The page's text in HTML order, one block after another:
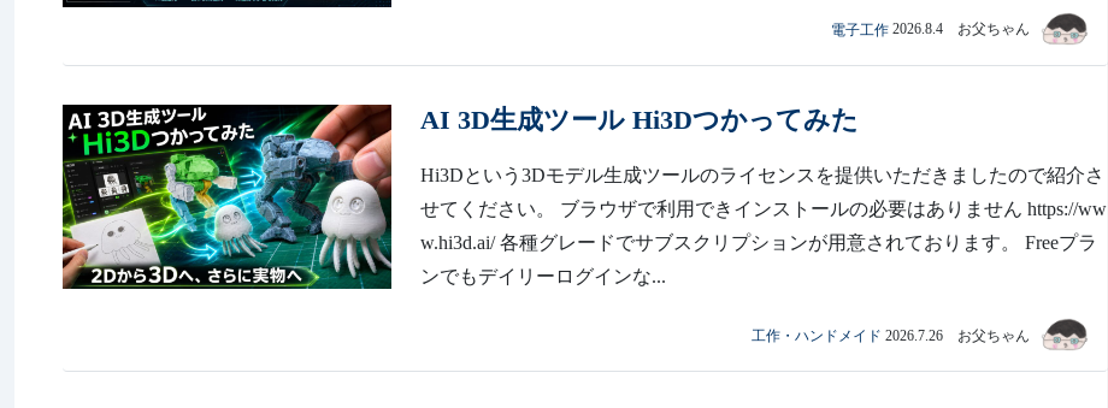
電子工作 2026.8.4 お父ちゃん
AI 3D生成ツール Hi3Dつかってみた
Hi3Dという3Dモデル生成ツールのライセンスを提供いただきましたので紹介さ
せてください。 ブラウザで利用できインストールの必要はありません https://ww
w.hi3d.ai/ 各種グレードでサブスクリプションが用意されております。 Freeプラ
ンでもデイリーログインな...
工作・ハンドメイド 2026.7.26 お父ちゃん